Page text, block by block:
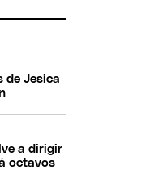
de Jesica
a dirigir
octavos